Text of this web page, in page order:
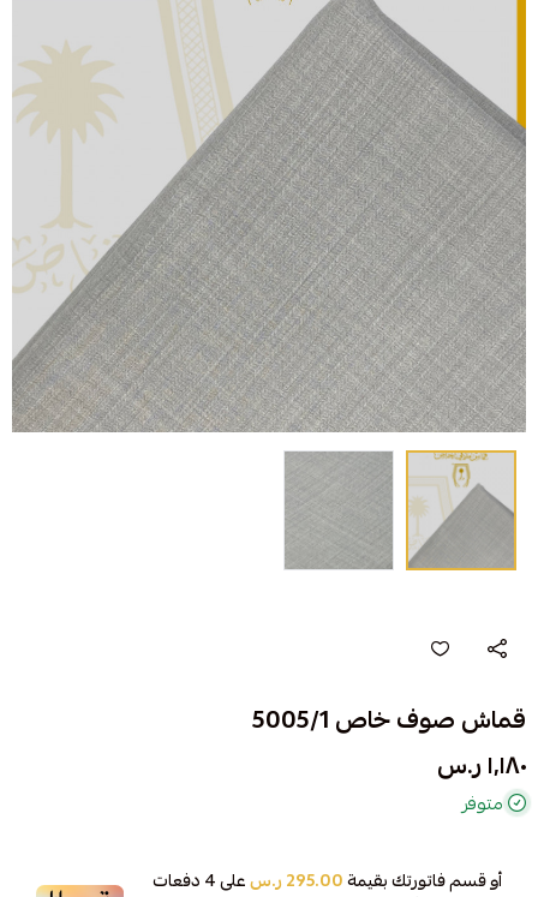
قماش صوف خاص 5005/1
١٬١٨٠ ر.س
متوفر
أو قسم فاتورتك بقيمة295.00 ر.س على4دفعات